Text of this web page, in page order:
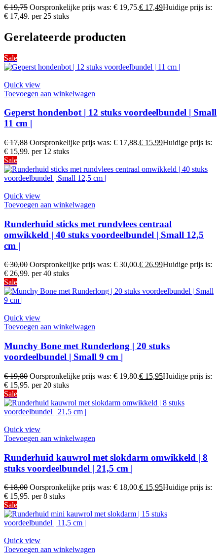
€19,75 Oorspronkelijke prijs was: € 19,75.€ 17,49Huidige prijs is:
€ 17,49. per 25 stuks
Gerelateerde producten
Sale
Quick view
Toevoegen aan winkelwagen
Geperst hondenbot | 12 stuks voordeelbundel | Small
11 cm |
€17,88 Oorspronkelijke prijs was: € 17,88.€ 15,99Huidige prijs is:
€ 15,99. per 12 stuks
Sale
Quick view
Toevoegen aan winkelwagen
Runderhuid sticks met rundvlees centraal
omwikkeld | 40 stuks voordeelbundel | Small 12,5
cm |
€30,00 Oorspronkelijke prijs was: € 30,00.€ 26,99Huidige prijs is:
€ 26,99. per 40 stuks
Sale
Quick view
Toevoegen aan winkelwagen
Munchy Bone met Runderlong | 20 stuks
voordeelbundel | Small 9 cm |
€19,80 Oorspronkelijke prijs was: € 19,80.€ 15,95Huidige prijs is:
€ 15,95. per 20 stuks
Sale
Quick view
Toevoegen aan winkelwagen
Runderhuid kauwrol met slokdarm omwikkeld | 8
stuks voordeelbundel | 21,5 cm |
€18,00 Oorspronkelijke prijs was: € 18,00.€ 15,95Huidige prijs is:
€ 15,95. per 8 stuks
Sale
Quick view
Toevoegen aan winkelwagen